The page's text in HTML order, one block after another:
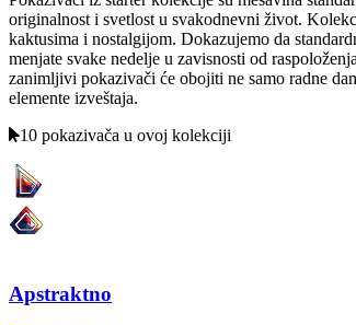
originalnost i svetlost u svakodnevni život.
kaktusima i nostalgijom. Dokazujemo da
menjate svake nedelje u zavisnosti od
zanimljivi pokazivači će obojiti ne samo radne
elemente izveštaja.
10 pokazivača u ovoj kolekciji
Apstraktno